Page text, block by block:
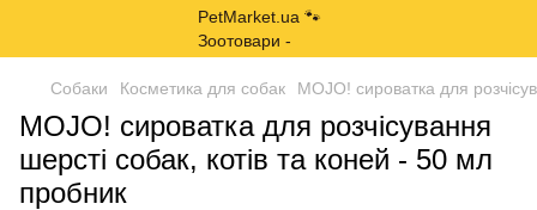
Собаки Косметика для собак MOJO! сироватка для
MOJO! сироватка для розчісування
шерсті собак, котів та коней - 50 мл
пробник